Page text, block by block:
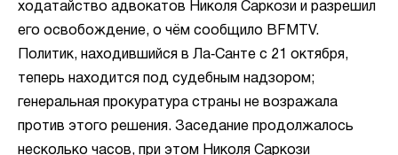
ходатайство адвокатов Николя Саркози и разрешил
его освобождение, о чём сообщило BFMTV.
Политик, находившийся в Ла‑Санте с 21 октября,
теперь находится под судебным надзором;
генеральная прокуратура страны не возражала
против этого решения. Заседание продолжалось
несколько часов, при этом Николя Саркози